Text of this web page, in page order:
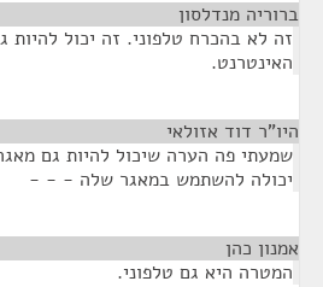
ברוריה מנדלסון
זה לא בהכרח טלפוני. זה יכול להיות
האינטרנט.
היו"ר דוד אזולאי
שמעתי פה הערה שיכול להיות גם
יכולה להשתמש במאגר שלה - - -
אמנון כהן
המטרה היא גם טלפוני.